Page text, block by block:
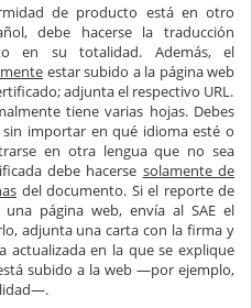
de producto está en otro
debe hacerse la traducción
en su totalidad. Además, el
estar subido a la página web
adjunta el respectivo URL.
tiene varias hojas. Debes
importar en qué idioma esté o
en otra lengua que no sea
debe hacerse solamente de
del documento. Si el reporte de
página web, envía al SAE el
adjunta una carta con la firma y
actualizada en la que se explique
subido a la web —por ejemplo,